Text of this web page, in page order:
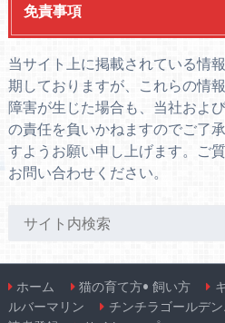
免責事項
当サイト上に掲載されている情
期しておりますが、これらの情
障害が生じた場合も、当社およ
の責任を負いかねますのでご了
すようお願い申し上げます。ご
お問い合わせください。
ホーム 猫の育て方• 飼い方
ルバーマリン
チンチラゴールデ